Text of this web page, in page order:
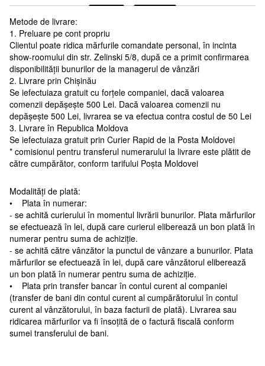
Metode de livrare:
1. Preluare pe cont propriu
Clientul poate ridica mărfurile comandate personal, în incinta
show-roomului din str. Zelinski 5/8, după ce a primit confirmarea
disponibilității bunurilor de la managerul de vânzări
2. Livrare prin Chișinău
Se iefectuiaza gratuit cu forțele companiei, dacă valoarea
comenzii depășește 500 Lei. Dacă valoarea comenzii nu
depășește 500 Lei, livrarea se va efectua contra costul de 50 Lei
3. Livrare în Republica Moldova
Se iefectuiaza gratuit prin Curier Rapid de la Posta Moldovei
* comisionul pentru transferul numerarului la livrare este plătit de
către cumpărător, conform tarifului Poșta Moldovei
Modalități de plată:
• Plata în numerar:
- se achită curierului în momentul livrării bunurilor. Plata mărfurilor
se efectuează în lei, după care curierul eliberează un bon plată în
numerar pentru suma de achiziție.
- se achită către vânzător la punctul de vânzare a bunurilor. Plata
mărfurilor se efectuează în lei, după care vânzătorul eliberează
un bon plată în numerar pentru suma de achiziție.
• Plata prin transfer bancar în contul curent al companiei
(transfer de bani din contul curent al cumpărătorului în contul
curent al vânzătorului, în baza facturii de plată). Livrarea sau
ridicarea mărfurilor va fi însoțită de o factură fiscală conform
sumei transferului de bani.